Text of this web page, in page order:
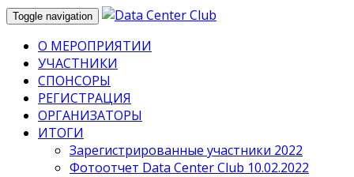
Toggle navigation
О МЕРОПРИЯТИИ
УЧАСТНИКИ
СПОНСОРЫ
РЕГИСТРАЦИЯ
ОРГАНИЗАТОРЫ
ИТОГИ
Зарегистрированные участники 2022
Фотоотчет Data Center Club 10.02.2022